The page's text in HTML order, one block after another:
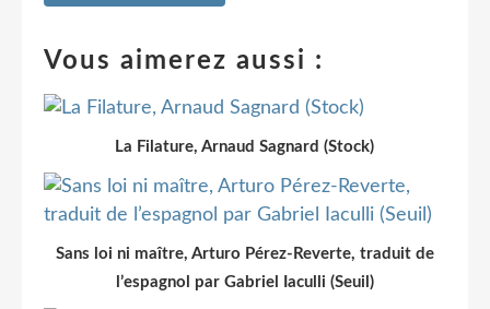
Vous aimerez aussi :
La Filature, Arnaud Sagnard (Stock)
Sans loi ni maître, Arturo Pérez-Reverte, traduit de
l’espagnol par Gabriel Iaculli (Seuil)